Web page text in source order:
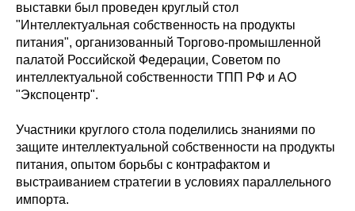
выставки был проведен круглый стол
"Интеллектуальная собственность на продукты
питания", организованный Торгово-промышленной
палатой Российской Федерации, Советом по
интеллектуальной собственности ТПП РФ и АО
"Экспоцентр".
Участники круглого стола поделились знаниями по
защите интеллектуальной собственности на продукты
питания, опытом борьбы с контрафактом и
выстраиванием стратегии в условиях параллельного
импорта.